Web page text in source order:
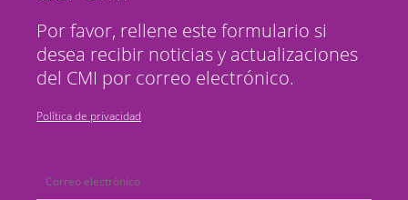
Por favor, rellene este formulario si
desea recibir noticias y actualizaciones
del CMI por correo electrónico.
Política de privacidad